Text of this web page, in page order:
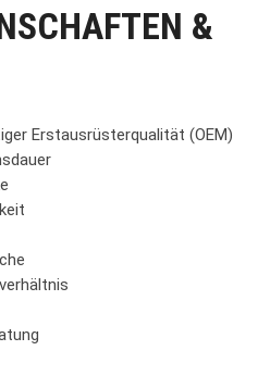
&
Erstausrüsterqualität (OEM)